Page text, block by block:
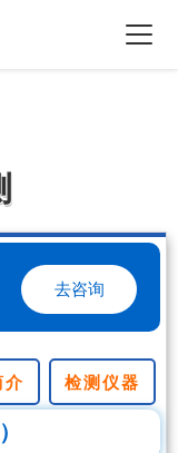
去咨询
介 检测仪器